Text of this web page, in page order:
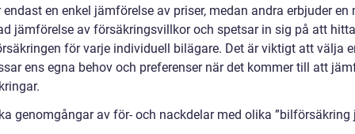
endast en enkel jämförelse av priser, medan andra erbjuder en
jämförelse av försäkringsvillkor och spetsar in sig på att
för varje individuell bilägare. Det är viktigt att välja
ens egna behov och preferenser när det kommer till att
genomgångar av för- och nackdelar med olika ”bilförsäkring